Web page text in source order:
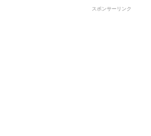
スポンサーリンク